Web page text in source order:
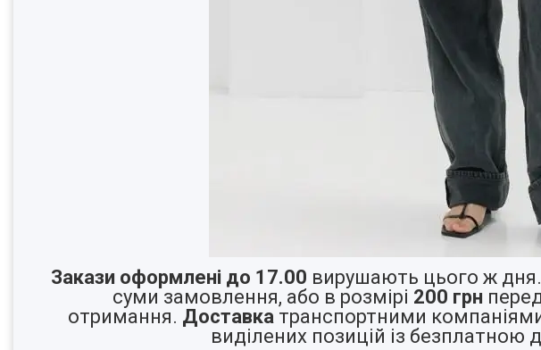
Закази оформлені до 17.00 вирушають цього ж дня.
суми замовлення, або в розмірі 200 грн
отримання. Доставкатранспортними компаніями
виділених позицій із